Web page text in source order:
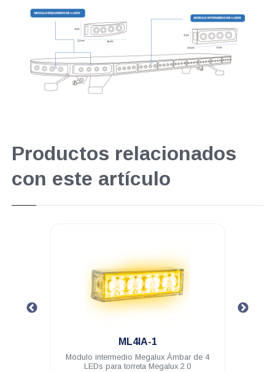
Productos relacionados
con este artículo
ML4IA-1
Módulo intermedio Megalux Ámbar de 4
LEDs para torreta Megalux 2.0